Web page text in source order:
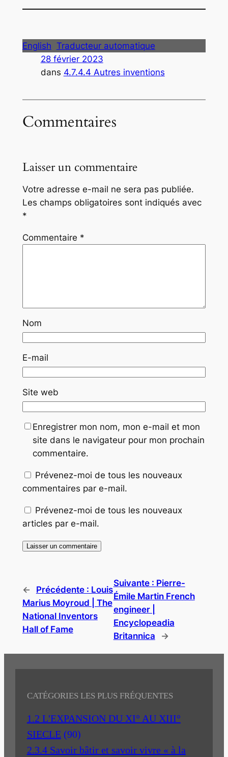
English Traducteur automatique
28 février 2023
dans 4.7.4.4 Autres inventions
Commentaires
Laisser un commentaire
Votre adresse e-mail ne sera pas publiée.
Les champs obligatoires sont indiqués avec
*
Commentaire *
Nom
E-mail
Site web
Enregistrer mon nom, mon e-mail et mon
site dans le navigateur pour mon prochain
commentaire.
Prévenez-moi de tous les nouveaux
commentaires par e-mail.
Prévenez-moi de tous les nouveaux
articles par e-mail.
← Précédente : Louis
Marius Moyroud | The
National Inventors
Hall of Fame
Suivante : Pierre-
Émile Martin French
engineer |
Encyclopeadia
Britannica
→
CATÉGORIES LES PLUS FRÉQUENTES
1.2 L'EXPANSION DU XI° AU XIII°
SIECLE (90)
2.3.4 Savoir bâtir et savoir vivre « à la